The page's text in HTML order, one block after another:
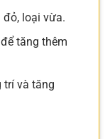
loại vừa.
tăng thêm
và tăng